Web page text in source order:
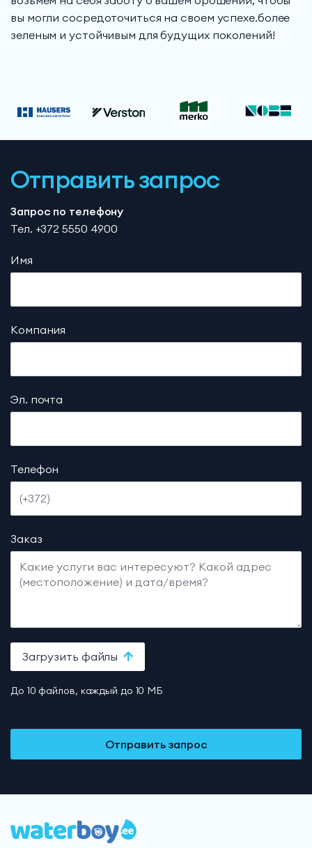
вы могли сосредоточиться на своем успехе.более
зеленым и устойчивым для будущих поколений!
Отправить запрос
Запрос по телефону
Тел. +372 5550 4900
Имя
Компания
Эл. почта
Телефон
Заказ
Загрузить файлы
До 10 файлов, каждый до 10 МБ
Отправить запрос